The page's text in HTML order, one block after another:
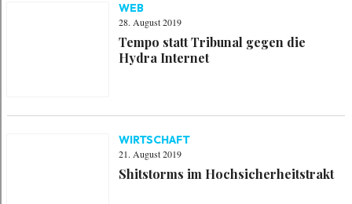
WEB
28. August 2019
Tempo statt Tribunal gegen die
Hydra Internet
WIRTSCHAFT
21. August 2019
Shitstorms im Hochsicherheitstrakt